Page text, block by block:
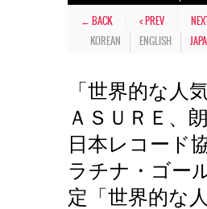
← BACK < PREV
KOREAN
ENGLISH
「世界的な人
ＡＳＵＲＥ、
日本レコード
ラチナ・ゴー
定「世界的な